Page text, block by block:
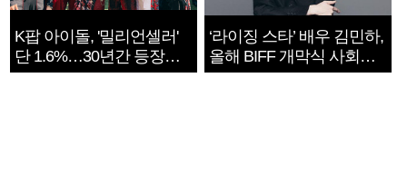
K팝 아이돌, '밀리언셀러'
단 1.6%…30년간 등장
1182개팀 전수조사
‘라이징 스타’ 배우 김민하,
올해 BIFF 개막식 사회자
확정